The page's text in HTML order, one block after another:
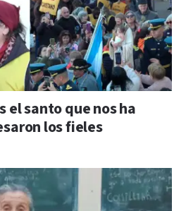
el santo que nos ha
los fieles